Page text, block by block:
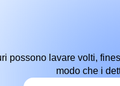
possono lavare volti,
modo che i